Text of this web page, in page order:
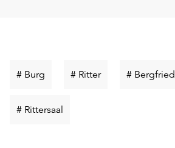
# Burg Schlüsselwort
# RitterSchlüsselwort
# Bergfried
# Rittersaal